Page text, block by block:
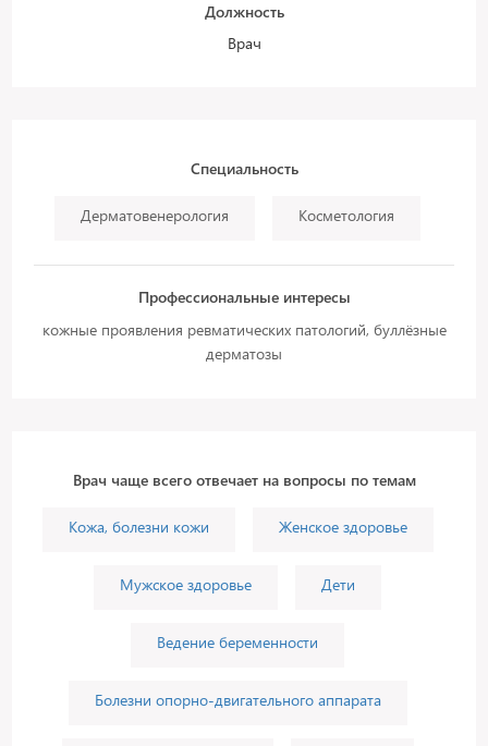
Должность
Врач
Специальность
Дерматовенерология Косметология
Профессиональные интересы
кожные проявления ревматических патологий, буллёзные
дерматозы
Врач чаще всего отвечает на вопросы по темам
Кожа, болезни кожи Женское здоровье
Мужское здоровье Дети
Ведение беременности
Болезни опорно-двигательного аппарата